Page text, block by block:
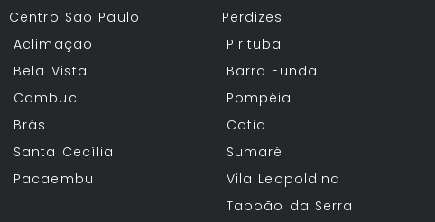
Centro São Paulo
Aclimação
Bela Vista
Cambuci
Brás
Santa Cecília
Pacaembu
Perdizes
Pirituba
Barra Funda
Pompéia
Cotia
Sumaré
Vila Leopoldina
Taboão da Serra